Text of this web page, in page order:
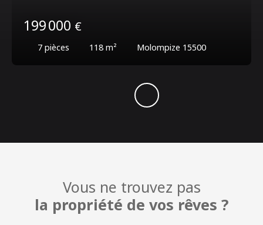
199 000 €
7 pièces 118 m² Molompize 15500
Vous ne trouvez pas
la propriété de vos rêves ?